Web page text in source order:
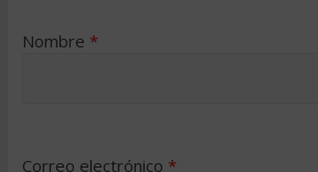
Nombre *
Correo electrónico *